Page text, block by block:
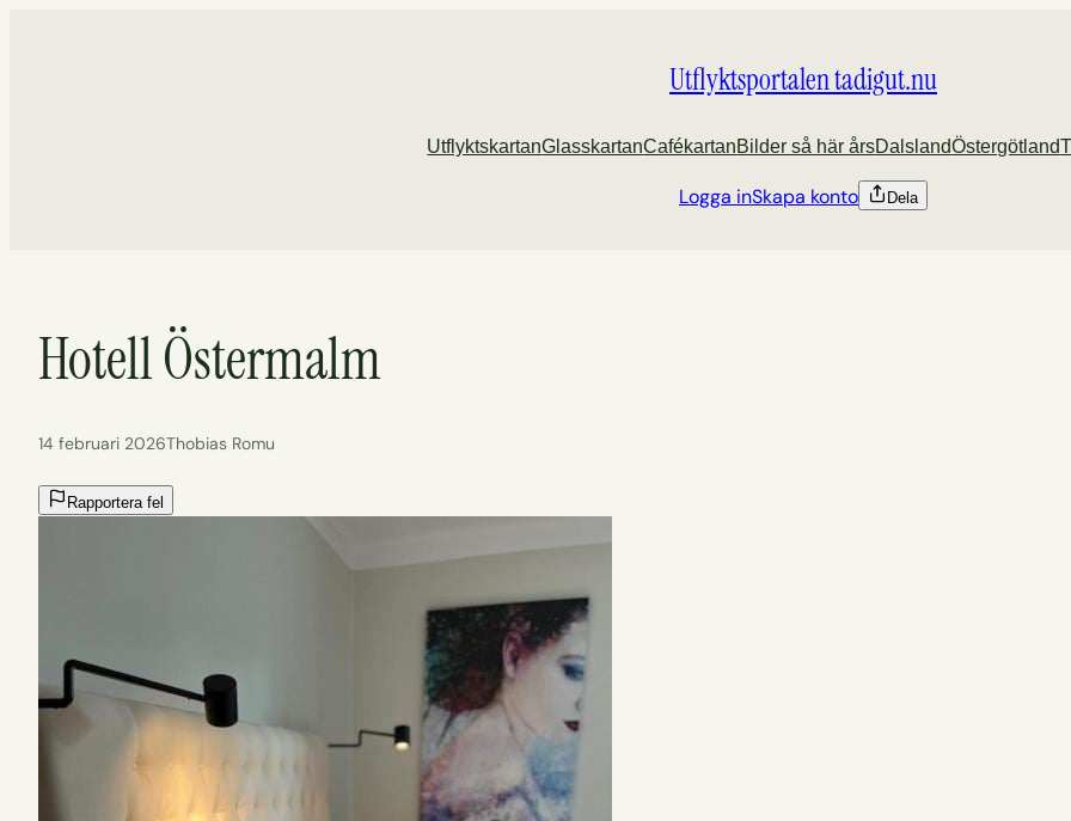
Utflyktsportalen tadigut.nu
UtflyktskartanGlasskartanCafékartanBilder så här årsDalslandÖstergötland
Logga inSkapa konto Dela
Hotell Östermalm
14 februari 2026Thobias Romu
Rapportera fel